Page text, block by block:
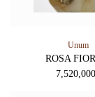
Unum
ROSA
7,520,000